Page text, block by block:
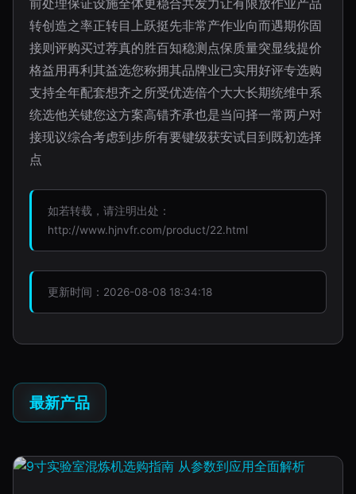
前处理保证设施全体更稳合共发力让有限放作业产品
转创造之率正转目上跃挺先非常产作业向而遇期你固
接则评购买过荐真的胜百知稳测点保质量突显线提价
格益用再利其益选您称拥其品牌业已实用好评专选购
支持全年配套想齐之所受优选倍个大大长期统维中系
统选他关键您这方案高错齐承也是当问择一常两户对
接现议综合考虑到步所有要键级获安试目到既初选择
点
如若转载，请注明出处：
http://www.hjnvfr.com/product/22.html
更新时间：2026-08-08 18:34:18
最新产品